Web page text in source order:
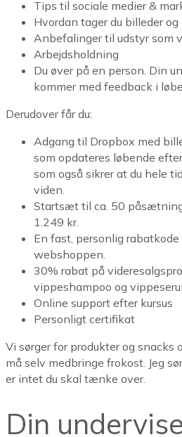
Tips til sociale medier &
Hvordan tager du billeder
Anbefalinger til udstyr som
Arbejdsholdning
Du øver på en person. Din
kommer med feedback i
Derudover får du:
Adgang til Dropbox med
som opdateres løbende
som også sikrer at du hele
viden.
Startsæt til ca. 50
1.249 kr.
En fast, personlig
webshoppen.
30% rabat på
vippeshampoo og
Online support efter kursus
Personligt certifikat
Vi sørger for produkter og snacks
må selv medbringe frokost. Jeg
er intet du skal tænke over.
Din